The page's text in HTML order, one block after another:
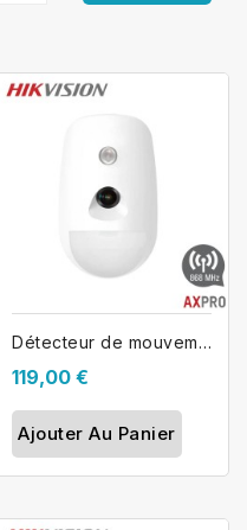
Détecteur de mouvement PIRCAM...
119,00 €
Ajouter Au Panier